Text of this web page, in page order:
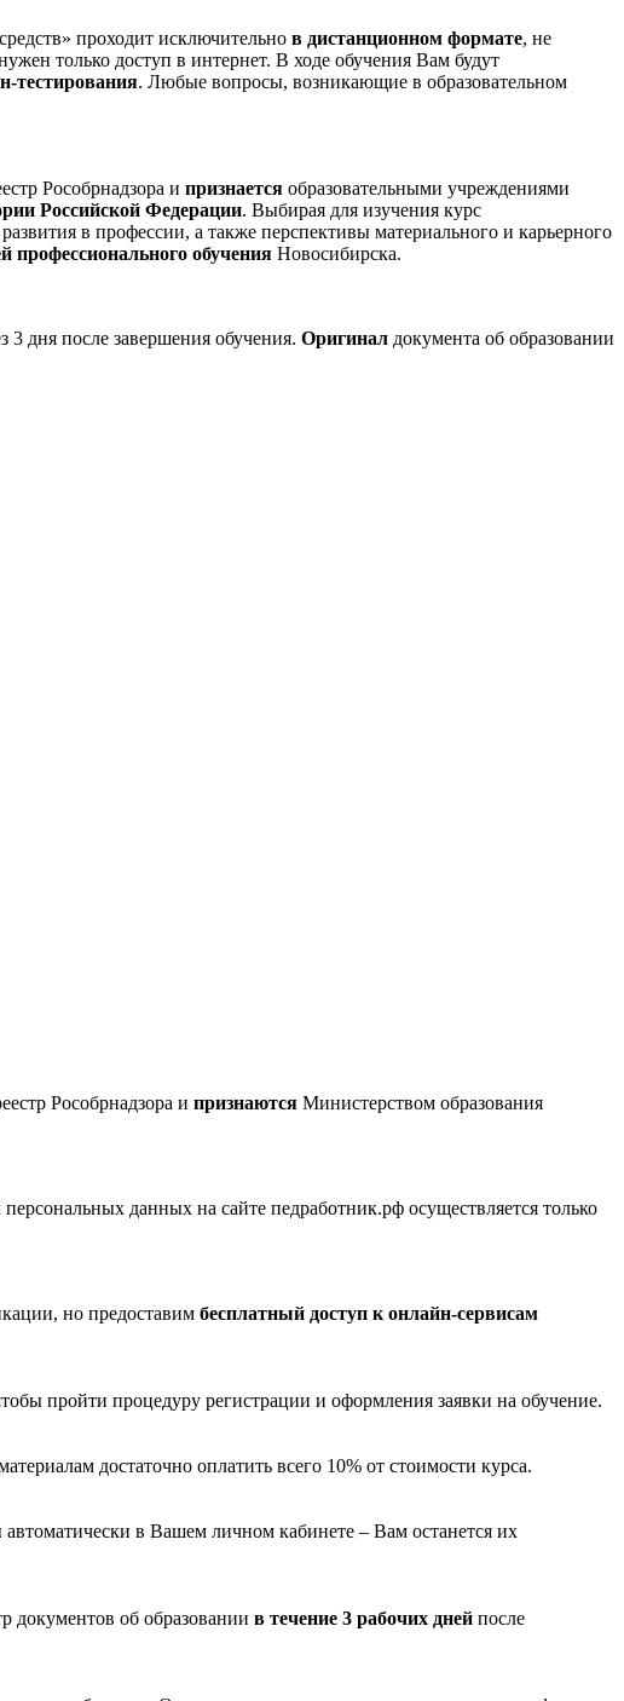
проходит исключительно в дистанционном формате, не
только доступ в интернет. В ходе обучения Вам будут
тестирования. Любые вопросы, возникающие в образовательном
Рособрнадзора и признается образовательными учреждениями
Российской Федерации. Выбирая для изучения курс
в профессии, а также перспективы материального и карьерного
профессионального обучения Новосибирска.
дня после завершения обучения. Оригинал документа об образовании
Рособрнадзора и признаются Министерством образования
данных на сайте педработник.рф осуществляется только
но предоставим бесплатный доступ к онлайн-сервисам
пройти процедуру регистрации и оформления заявки на обучение.
достаточно оплатить всего 10% от стоимости курса.
в Вашем личном кабинете – Вам останется их
документов об образовании в течение 3 рабочих дней после